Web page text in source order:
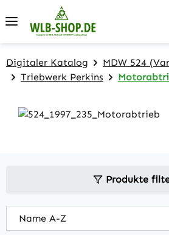
Zum Hauptinhalt springen
Digitaler Katalog
MDW 524
Triebwerk Perkins
Produkte